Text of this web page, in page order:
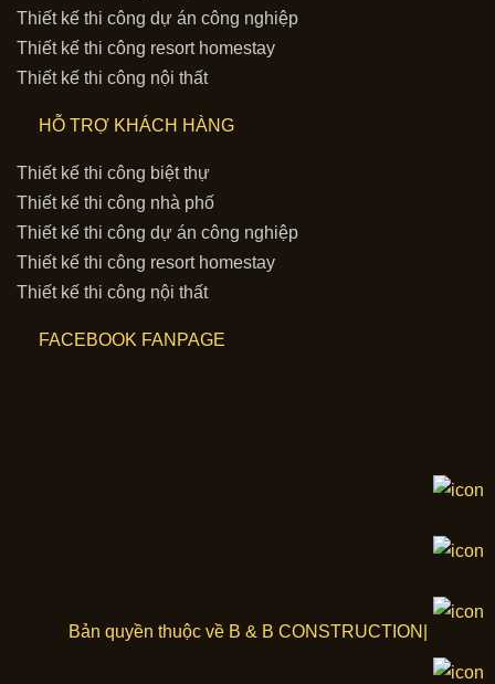
Thiết kế thi công dự án công nghiệp
Thiết kế thi công resort homestay
Thiết kế thi công nội thất
HỖ TRỢ KHÁCH HÀNG
Thiết kế thi công biệt thự
Thiết kế thi công nhà phố
Thiết kế thi công dự án công nghiệp
Thiết kế thi công resort homestay
Thiết kế thi công nội thất
FACEBOOK FANPAGE
Bản quyền thuộc về B & B CONSTRUCTION|